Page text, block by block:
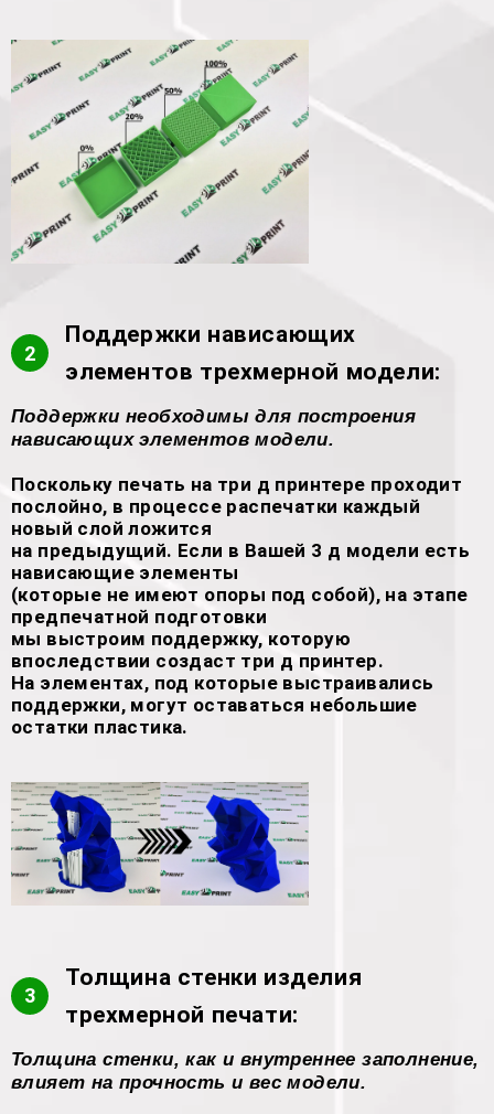
2
Поддержки нависающих
элементов трехмерной модели:
Поддержки необходимы для построения
нависающих элементов модели.
Поскольку печать на три д принтере проходит
послойно, в процессе распечатки каждый
новый слой ложится
на предыдущий. Если в Вашей 3 д модели есть
нависающие элементы
(которые не имеют опоры под собой), на этапе
предпечатной подготовки
мы выстроим поддержку, которую
впоследствии создаст три д принтер.
На элементах, под которые выстраивались
поддержки, могут оставаться небольшие
остатки пластика.
3
Толщина стенки изделия
трехмерной печати:
Толщина стенки, как и внутреннее заполнение,
влияет на прочность и вес модели.